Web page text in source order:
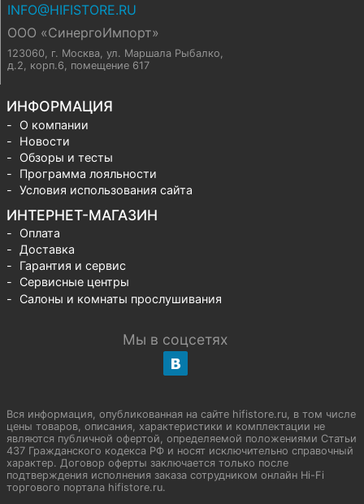
INFO@HIFISTORE.RU
ООО «СинергоИмпорт»
123060, г. Москва, ул. Маршала Рыбалко,
д.2, корп.6, помещение 617
ИНФОРМАЦИЯ
О компании
Новости
Обзоры и тесты
Программа лояльности
Условия использования сайта
ИНТЕРНЕТ-МАГАЗИН
Оплата
Доставка
Гарантия и сервис
Сервисные центры
Салоны и комнаты прослушивания
Мы в соцсетях
Вся информация, опубликованная на сайте hifistore.ru, в том числе
цены товаров, описания, характеристики и комплектации не
являются публичной офертой, определяемой положениями Статьи
437 Гражданского кодекса РФ и носят исключительно справочный
характер. Договор оферты заключается только после
подтверждения исполнения заказа сотрудником онлайн Hi-Fi
торгового портала hifistore.ru.